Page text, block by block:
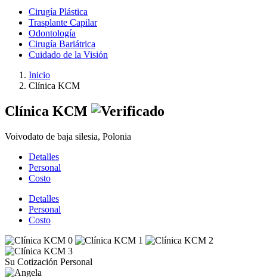
Cirugía Plástica
Trasplante Capilar
Odontología
Cirugía Bariátrica
Cuidado de la Visión
Inicio
Clínica KCM
Clínica KCM
Voivodato de baja silesia, Polonia
Detalles
Personal
Costo
Detalles
Personal
Costo
Su Cotización Personal